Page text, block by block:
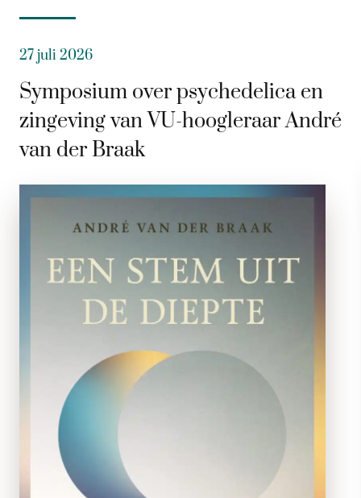
27 juli 2026
Symposium over psychedelica en
zingeving van VU-hoogleraar André
van der Braak